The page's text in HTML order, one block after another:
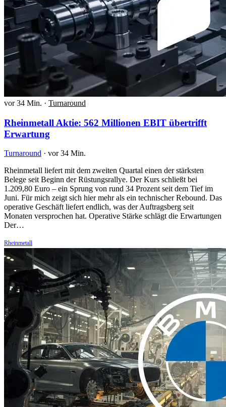
vor 34 Min. · Turnaround
Rheinmetall Aktie: 562 Millionen EBIT übertrifft
Erwartung
Turnaround · vor 34 Min.
Rheinmetall liefert mit dem zweiten Quartal einen der stärksten
Belege seit Beginn der Rüstungsrallye. Der Kurs schließt bei
1.209,80 Euro – ein Sprung von rund 34 Prozent seit dem Tief im
Juni. Für mich zeigt sich hier mehr als ein technischer Rebound. Das
operative Geschäft liefert endlich, was der Auftragsberg seit
Monaten versprochen hat. Operative Stärke schlägt die Erwartungen
Der…
Rheinmetall